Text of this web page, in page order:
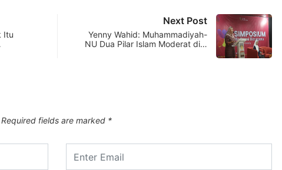
Itu
Next Post
Yenny Wahid: Muhammadiyah-
NU Dua Pilar Islam Moderat di…
Required fields are marked *